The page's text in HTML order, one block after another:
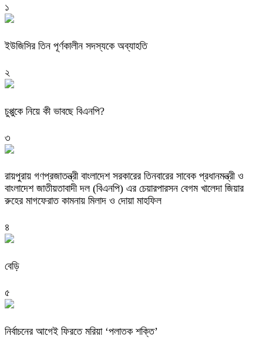
১
ইউজিসির তিন পূর্ণকালীন সদস্যকে অব্যাহতি
২
চুপ্পুকে নিয়ে কী ভাবছে বিএনপি?
৩
রায়পুরায় গণপ্রজাতন্ত্রী বাংলাদেশ সরকারের তিনবারের সাবেক প্রধানমন্ত্রী ও
বাংলাদেশ জাতীয়তাবাদী দল (বিএনপি) এর চেয়ারপারসন বেগম খালেদা জিয়ার
রুহের মাগফেরাত কামনায় মিলাদ ও দোয়া মাহফিল
৪
বেড়ি
৫
নির্বাচনের আগেই ফিরতে মরিয়া ‘পলাতক শক্তি’